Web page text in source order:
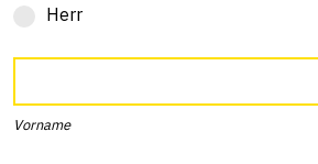
Herr
Vorname